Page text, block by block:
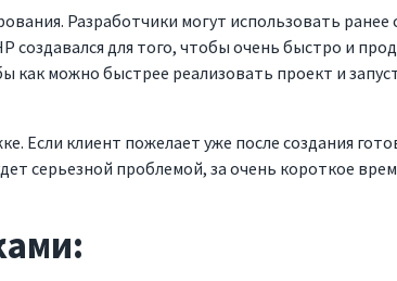
Разработчики могут использовать ранее
для того, чтобы очень быстро и
как можно быстрее реализовать проект и
Если клиент пожелает уже после создания
серьезной проблемой, за очень короткое